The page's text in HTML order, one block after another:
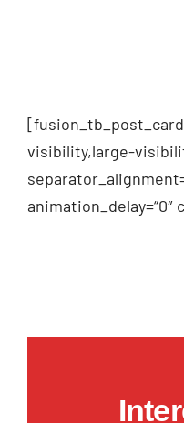
visibility,large-